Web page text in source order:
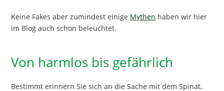
Keine Fakes aber zumindest einige Mythen haben wir hier
im Blog auch schon beleuchtet.
Von harmlos bis gefährlich
Bestimmt erinnern Sie sich an die Sache mit dem Spinat,